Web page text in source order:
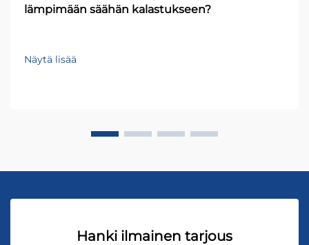
lämpimään säähän kalastukseen?
Näytä lisää
Hanki ilmainen tarjous